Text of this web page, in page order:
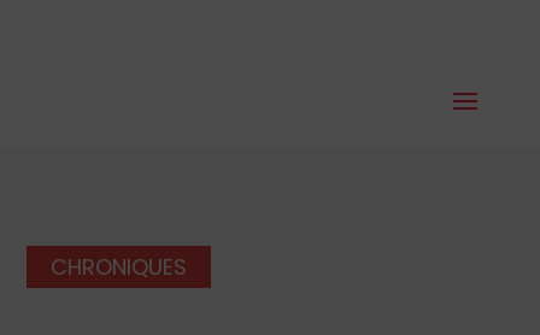
CHRONIQUES